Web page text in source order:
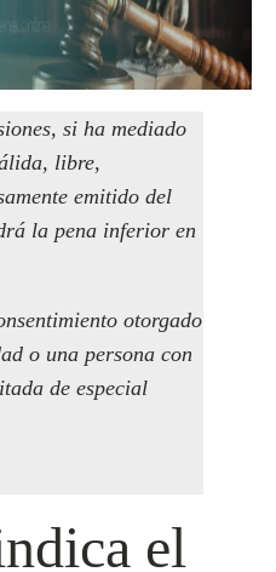
si ha mediado
libre,
emitido del
la pena inferior en
otorgado
o una persona con
de especial
el